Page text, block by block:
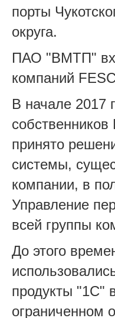
порты
округа.
ПАО "ВМТП"
компаний
В начале 2017
принято
системы,
компании, в
Управление
всей группы
До этого
продукты "1С"
ограниченном